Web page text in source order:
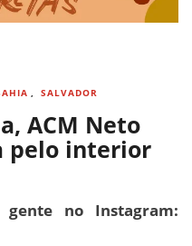
, SALVADOR
ACM Neto
pelo interior
no Instagram: